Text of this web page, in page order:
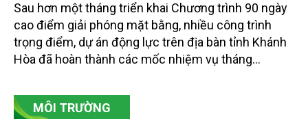
Sau hơn một tháng triển khai Chương trình 90 ngày
cao điểm giải phóng mặt bằng, nhiều công trình
trọng điểm, dự án động lực trên địa bàn tỉnh Khánh
Hòa đã hoàn thành các mốc nhiệm vụ tháng
vụ tháng 8 và tháng 9 đang được tiếp tục triển khai
với tiến độ khác nhau.
MÔI TRƯỜNG